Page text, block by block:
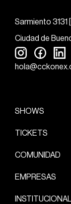
Sarmiento 3131
Ciudad de
SHOWS
TICKETS
COMUNIDAD
EMPRESAS
INSTITUCIONAL